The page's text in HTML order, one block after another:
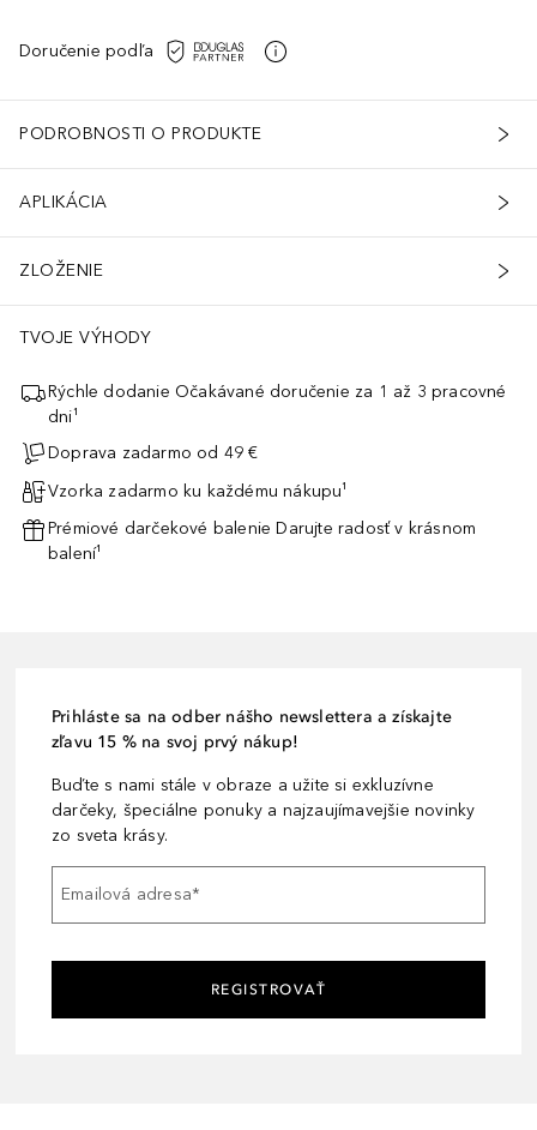
Doručenie podľa
PODROBNOSTI O PRODUKTE
APLIKÁCIA
ZLOŽENIE
TVOJE VÝHODY
Rýchle dodanie Očakávané doručenie za 1 až 3 pracovné
dni¹
Doprava zadarmo od 49 €
Vzorka zadarmo ku každému nákupu¹
Prémiové darčekové balenie Darujte radosť v krásnom
balení¹
Prihláste sa na odber nášho newslettera a získajte
zľavu 15 % na svoj prvý nákup!
Buďte s nami stále v obraze a užite si exkluzívne
darčeky, špeciálne ponuky a najzaujímavejšie novinky
zo sveta krásy.
Emailová adresa*
REGISTROVAŤ